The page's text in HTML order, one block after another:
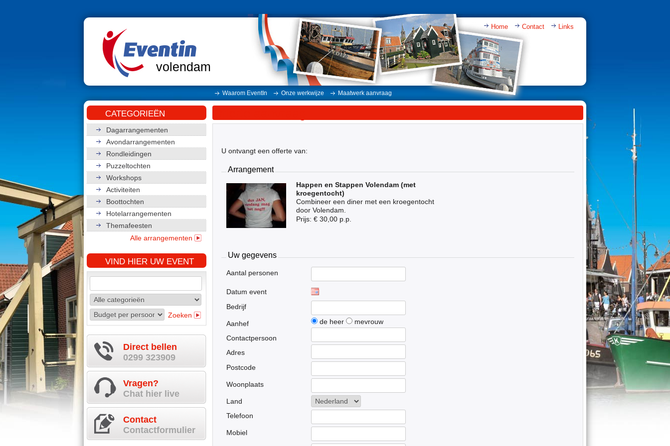
volendam
Home Contact Links
Waarom EventIn Onze werkwijze Maatwerk aanvraag
CATEGORIEËN
Dagarrangementen
Avondarrangementen
Rondleidingen
Puzzeltochten
Workshops
Activiteiten
Boottochten
Hotelarrangementen
Themafeesten
Alle arrangementen
VIND HIER UW EVENT
Zoeken
Direct bellen
0299 323909
Vragen?
Chat hier live
Contact
Contactformulier
U ontvangt een offerte van:
Arrangement
Happen en Stappen Volendam (met
kroegentocht)
Combineer een diner met een kroegentocht
door Volendam.
Prijs: € 30,00 p.p.
Uw gegevens
Aantal personen
Datum event
Bedrijf
Aanhef de heer mevrouw
Contactpersoon
Adres
Postcode
Woonplaats
Land
Telefoon
Mobiel